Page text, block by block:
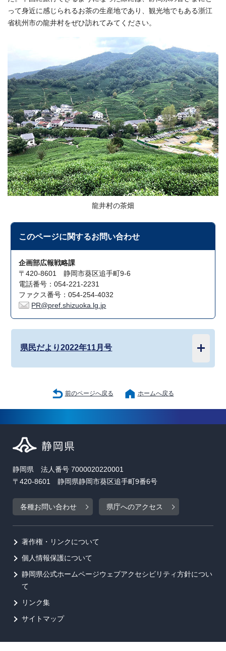
って身近に感じられるお茶の生産地であり、観光地でもある浙江
省杭州市の龍井村をぜひ訪れてみてください。
龍井村の茶畑
このページに関するお問い合わせ
企画部広報戦略課
〒420-8601 静岡市葵区追手町9-6
電話番号：054-221-2231
ファクス番号：054-254-4032
PR@pref.shizuoka.lg.jp
県民だより2022年11月号
前のページへ戻る ホームへ戻る
静岡県 法人番号 7000020220001
〒420-8601 静岡県静岡市葵区追手町9番6号
各種お問い合わせ 県庁へのアクセス
著作権・リンクについて
個人情報保護について
静岡県公式ホームページウェブアクセシビリティ方針につい
て
リンク集
サイトマップ